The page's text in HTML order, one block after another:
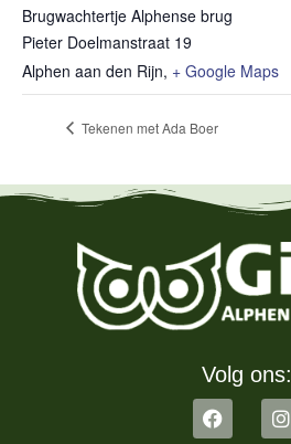
Brugwachtertje Alphense brug
Pieter Doelmanstraat 19
Alphen aan den Rijn, + Google Maps
Tekenen met Ada Boer
Volg ons: